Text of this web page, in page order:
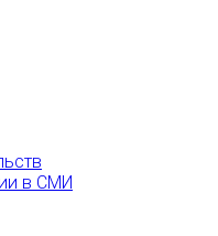
в СМИ